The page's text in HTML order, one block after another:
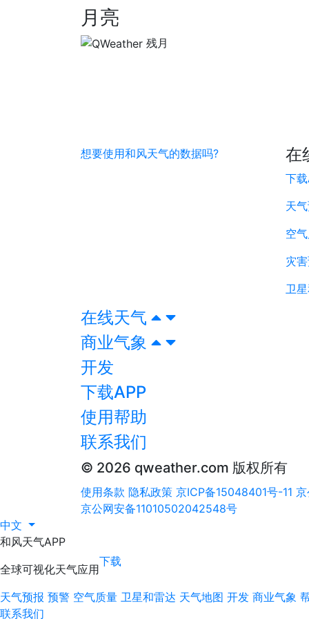
月亮
残月
想要使用和风天气的数据吗? 在
下
天
空
灾
卫
在线天气
商业气象
开发
下载APP
使用帮助
联系我们
© 2026 qweather.com 版权所有
使用条款 隐私政策 京ICP备15048401号-11
京公网安备11010502042548号
中文
和风天气APP
全球可视化天气应用
下载
天气预报 预警 空气质量 卫星和雷达 天气地图 开发 商业气象
联系我们